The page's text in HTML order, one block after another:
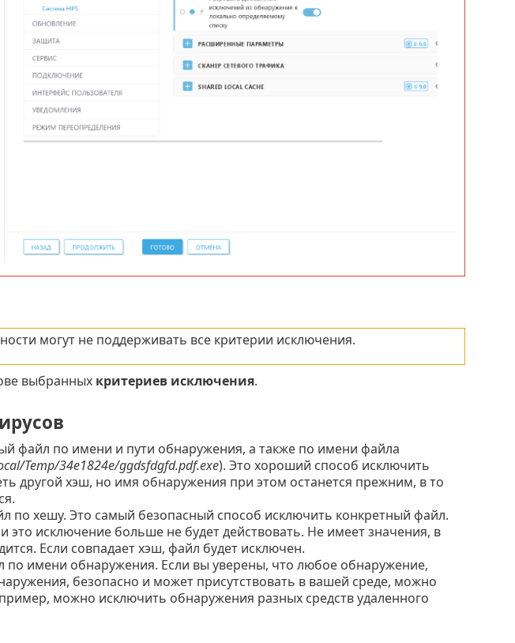
могут не поддерживать все критерии исключения.
выбранных критериев исключения.
файл по имени и пути обнаружения, а также по имени файла
Temp/34e1824e/ggdsfdgfd.pdf.exe). Это хороший способ исключить
другой хэш, но имя обнаружения при этом останется прежним, в то
по хешу. Это самый безопасный способ исключить конкретный файл.
это исключение больше не будет действовать. Не имеет значения, в
Если совпадает хэш, файл будет исключен.
по имени обнаружения. Если вы уверены, что любое обнаружение,
безопасно и может присутствовать в вашей среде, можно
можно исключить обнаружения разных средств удаленного